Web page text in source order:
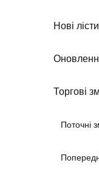
Нові
Поточні
Попередні